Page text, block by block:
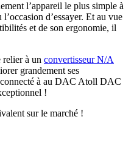
l’appareil le plus simple à
d’essayer. Et au vue
et de son ergonomie, il
à un convertisseur N/A
grandement ses
à au DAC Atoll DAC
!
sur le marché !